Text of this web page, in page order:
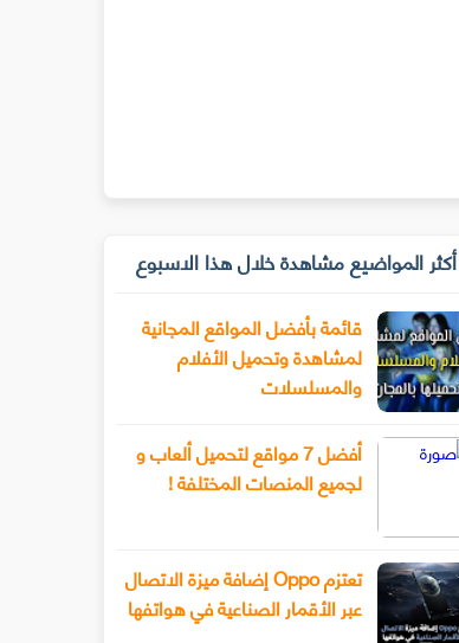
أكثر المواضيع مشاهدة خلال هذا الاسبوع
قائمة بأفضل المواقع المجانية
لمشاهدة وتحميل الأفلام
والمسلسلات
أفضل 7 مواقع لتحميل ألعاب و
لجميع المنصات المختلفة !
تعتزم Oppo إضافة ميزة الاتصال
عبر الأقمار الصناعية في هواتفها